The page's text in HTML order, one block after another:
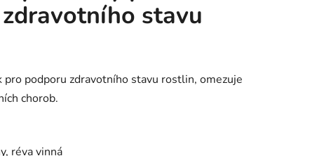
stavu
pro podporu zdravotního stavu rostlin, omezuje
chorob.
réva vinná